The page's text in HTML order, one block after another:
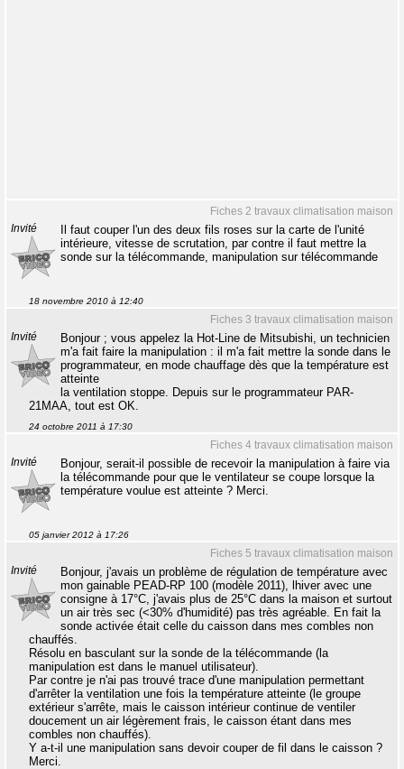
Fiches 2 travaux climatisation maison
Invité
Il faut couper l'un des deux fils roses sur la carte de l'unité
intérieure, vitesse de scrutation, par contre il faut mettre la
sonde sur la télécommande, manipulation sur télécommande
18 novembre 2010 à 12:40
Fiches 3 travaux climatisation maison
Invité
Bonjour ; vous appelez la Hot-Line de Mitsubishi, un technicien
m'a fait faire la manipulation : il m'a fait mettre la sonde dans le
programmateur, en mode chauffage dès que la température est
atteinte
la ventilation stoppe. Depuis sur le programmateur PAR-
21MAA, tout est OK.
24 octobre 2011 à 17:30
Fiches 4 travaux climatisation maison
Invité
Bonjour, serait-il possible de recevoir la manipulation à faire via
la télécommande pour que le ventilateur se coupe lorsque la
température voulue est atteinte ? Merci.
05 janvier 2012 à 17:26
Fiches 5 travaux climatisation maison
Invité
Bonjour, j'avais un problème de régulation de température avec
mon gainable PEAD-RP 100 (modèle 2011), lhiver avec une
consigne à 17°C, j'avais plus de 25°C dans la maison et surtout
un air très sec (<30% d'humidité) pas très agréable. En fait la
sonde activée était celle du caisson dans mes combles non
chauffés.
Résolu en basculant sur la sonde de la télécommande (la
manipulation est dans le manuel utilisateur).
Par contre je n'ai pas trouvé trace d'une manipulation permettant
d'arrêter la ventilation une fois la température atteinte (le groupe
extérieur s'arrête, mais le caisson intérieur continue de ventiler
doucement un air légèrement frais, le caisson étant dans mes
combles non chauffés).
Y a-t-il une manipulation sans devoir couper de fil dans le caisson ?
Merci.